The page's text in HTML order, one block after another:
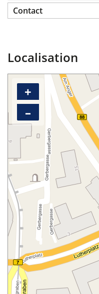
Contact
Localisation
+
–